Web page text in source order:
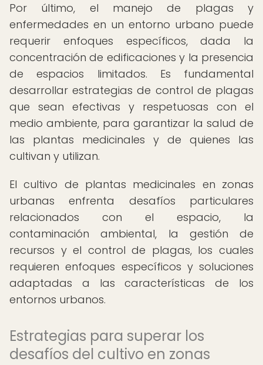
Por último, el manejo de plagas y
enfermedades en un entorno urbano puede
requerir enfoques específicos, dada la
concentración de edificaciones y la presencia
de espacios limitados. Es fundamental
desarrollar estrategias de control de plagas
que sean efectivas y respetuosas con el
medio ambiente, para garantizar la salud de
las plantas medicinales y de quienes las
cultivan y utilizan.
El cultivo de plantas medicinales en zonas
urbanas enfrenta desafíos particulares
relacionados con el espacio, la
contaminación ambiental, la gestión de
recursos y el control de plagas, los cuales
requieren enfoques específicos y soluciones
adaptadas a las características de los
entornos urbanos.
Estrategias para superar los
desafíos del cultivo en zonas